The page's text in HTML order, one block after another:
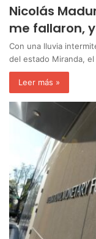
Nicolás
me fallaron,
Con una lluvia
del estado Miranda,
Leer más »